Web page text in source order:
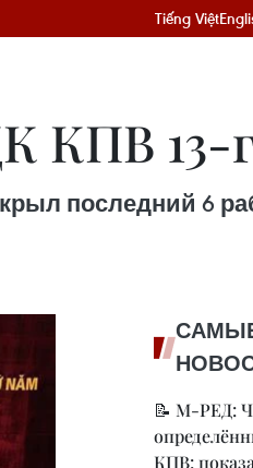
Tiếng Việt
КПВ 13-
последний 6
📝 М-РЕД:
КПВ: